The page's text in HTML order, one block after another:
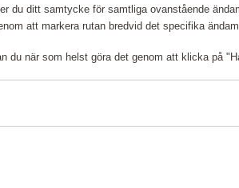
Visar 45 produkter
du ditt samtycke för samtliga ovanstående
att markera rutan bredvid det specifika
du när som helst göra det genom att klicka på